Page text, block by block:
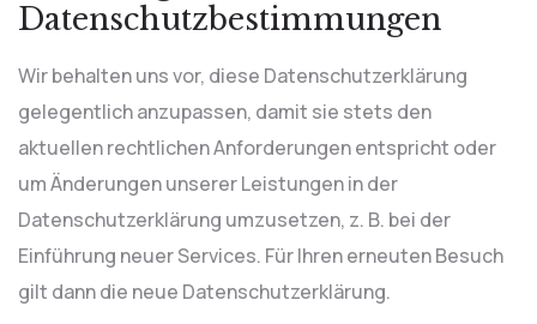
Datenschutzbestimmungen
Wir behalten uns vor, diese Datenschutzerklärung
gelegentlich anzupassen, damit sie stets den
aktuellen rechtlichen Anforderungen entspricht oder
um Änderungen unserer Leistungen in der
Datenschutzerklärung umzusetzen, z. B. bei der
Einführung neuer Services. Für Ihren erneuten Besuch
gilt dann die neue Datenschutzerklärung.